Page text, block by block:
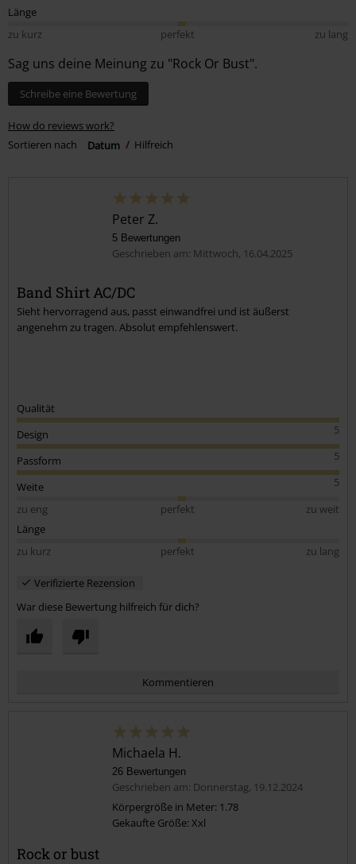
Länge
zu kurz
perfekt zu lang
Sag uns deine Meinung zu "Rock Or Bust".
Schreibe eine Bewertung
How do reviews work?
Sortieren nach
Datum Hilfreich
Peter Z.
5 Bewertungen
Geschrieben am: Mittwoch, 16.04.2025
Band Shirt AC/DC
Sieht hervorragend aus, passt einwandfrei und ist äußerst
angenehm zu tragen. Absolut empfehlenswert.
Qualität
5
Design
5
Passform
5
Weite
zu eng
perfekt
zu weit
Länge
zu kurz
perfekt zu lang
Verifizierte Rezension
War diese Bewertung hilfreich für dich?
Kommentieren
Kommentar jetzt abschicken!
Michaela H.
26 Bewertungen
Geschrieben am: Donnerstag, 19.12.2024
Körpergröße in Meter: 1.78
Gekaufte Größe: Xxl
Rock or bust